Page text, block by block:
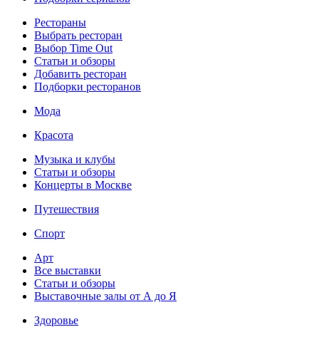
Рестораны
Выбрать ресторан
Выбор Time Out
Статьи и обзоры
Добавить ресторан
Подборки ресторанов
Мода
Красота
Музыка и клубы
Статьи и обзоры
Концерты в Москве
Путешествия
Спорт
Арт
Все выставки
Статьи и обзоры
Выставочные залы от А до Я
Здоровье